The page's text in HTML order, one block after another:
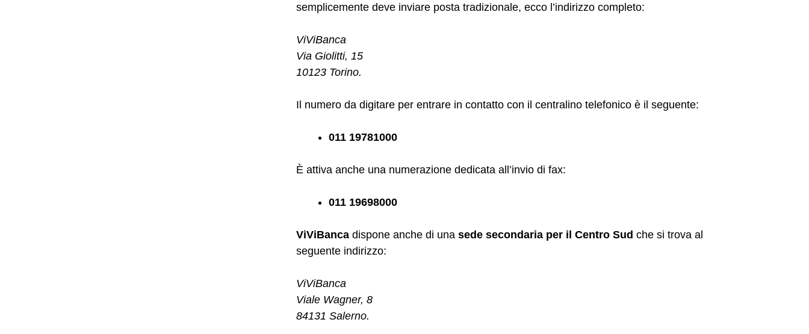
semplicemente deve inviare posta tradizionale, ecco l’indirizzo completo:
ViViBanca
Via Giolitti, 15
10123 Torino.
Il numero da digitare per entrare in contatto con il centralino telefonico è il seguente:
011 19781000
È attiva anche una numerazione dedicata all’invio di fax:
011 19698000
ViViBanca dispone anche di una sede secondaria per il Centro Sud che si trova al
seguente indirizzo:
ViViBanca
Viale Wagner, 8
84131 Salerno.